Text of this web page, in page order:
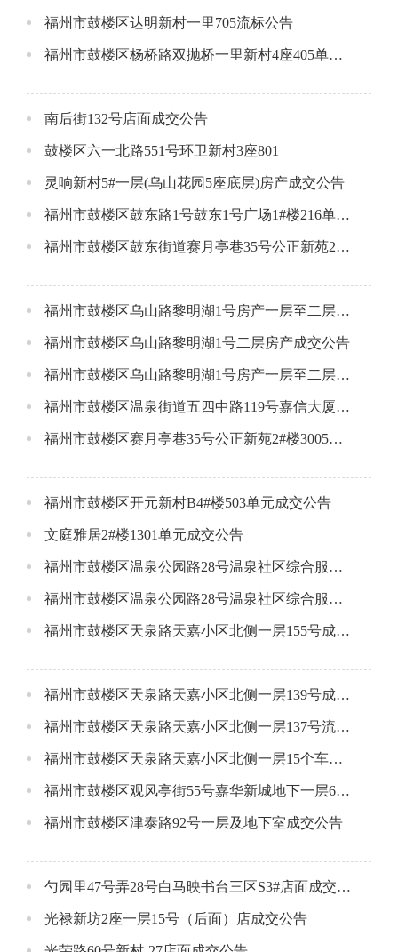
福州市鼓楼区达明新村一里705流标公告
福州市鼓楼区杨桥路双抛桥一里新村4座405单元成交公告
南后街132号店面成交公告
鼓楼区六一北路551号环卫新村3座801
灵响新村5#一层(乌山花园5座底层)房产成交公告
福州市鼓楼区鼓东路1号鼓东1号广场1#楼216单元成交公告
福州市鼓楼区鼓东街道赛月亭巷35号公正新苑2#楼205单元成交公告
福州市鼓楼区乌山路黎明湖1号房产一层至二层西侧成交公告
福州市鼓楼区乌山路黎明湖1号二层房产成交公告
福州市鼓楼区乌山路黎明湖1号房产一层至二层东侧成交公告
福州市鼓楼区温泉街道五四中路119号嘉信大厦一层成交公告
福州市鼓楼区赛月亭巷35号公正新苑2#楼3005单元成交公告
福州市鼓楼区开元新村B4#楼503单元成交公告
文庭雅居2#楼1301单元成交公告
福州市鼓楼区温泉公园路28号温泉社区综合服务中心大楼12层流标公告流标公告
福州市鼓楼区温泉公园路28号温泉社区综合服务中心大楼7层成交公告
福州市鼓楼区天泉路天嘉小区北侧一层155号成交公告
福州市鼓楼区天泉路天嘉小区北侧一层139号成交公告
福州市鼓楼区天泉路天嘉小区北侧一层137号流标公告
福州市鼓楼区天泉路天嘉小区北侧一层15个车位成交公告
福州市鼓楼区观风亭街55号嘉华新城地下一层69号车位成交公告
福州市鼓楼区津泰路92号一层及地下室成交公告
勺园里47号弄28号白马映书台三区S3#店面成交公告
光禄新坊2座一层15号（后面）店成交公告